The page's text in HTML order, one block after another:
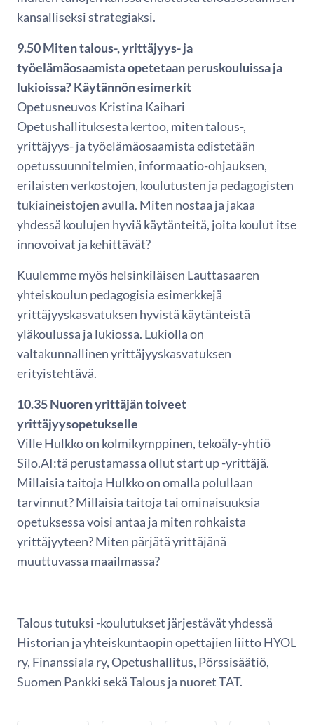
kansalliseksi strategiaksi.
9.50 Miten talous-, yrittäjyys- ja
työelämäosaamista opetetaan peruskouluissa ja
lukioissa? Käytännön esimerkit
Opetusneuvos Kristina Kaihari
Opetushallituksesta kertoo, miten talous-,
yrittäjyys- ja työelämäosaamista edistetään
opetussuunnitelmien, informaatio-ohjauksen,
erilaisten verkostojen, koulutusten ja pedagogisten
tukiaineistojen avulla. Miten nostaa ja jakaa
yhdessä koulujen hyviä käytänteitä, joita koulut itse
innovoivat ja kehittävät?
Kuulemme myös helsinkiläisen Lauttasaaren
yhteiskoulun pedagogisia esimerkkejä
yrittäjyyskasvatuksen hyvistä käytänteistä
yläkoulussa ja lukiossa. Lukiolla on
valtakunnallinen yrittäjyyskasvatuksen
erityistehtävä.
10.35 Nuoren yrittäjän toiveet
yrittäjyysopetukselle
Ville Hulkko on kolmikymppinen, tekoäly-yhtiö
Silo.AI:tä perustamassa ollut start up -yrittäjä.
Millaisia taitoja Hulkko on omalla polullaan
tarvinnut? Millaisia taitoja tai ominaisuuksia
opetuksessa voisi antaa ja miten rohkaista
yrittäjyyteen? Miten pärjätä yrittäjänä
muuttuvassa maailmassa?
Talous tutuksi -koulutukset järjestävät yhdessä
Historian ja yhteiskuntaopin opettajien liitto HYOL
ry, Finanssiala ry, Opetushallitus, Pörssisäätiö,
Suomen Pankki sekä Talous ja nuoret TAT.